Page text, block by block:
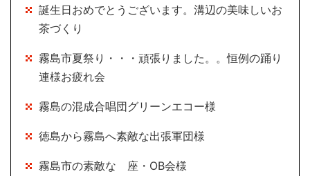
誕生日おめでとうございます。溝辺の美味しいお
茶づくり
霧島市夏祭り・・・頑張りました。。恒例の踊り
連様お疲れ会
霧島の混成合唱団グリーンエコー様
徳島から霧島へ素敵な出張軍団様
霧島市の素敵な 座・OB会様